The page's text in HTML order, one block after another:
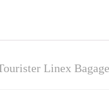
Linex